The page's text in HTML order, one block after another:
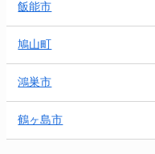
飯能市
鳩山町
鴻巣市
鶴ヶ島市